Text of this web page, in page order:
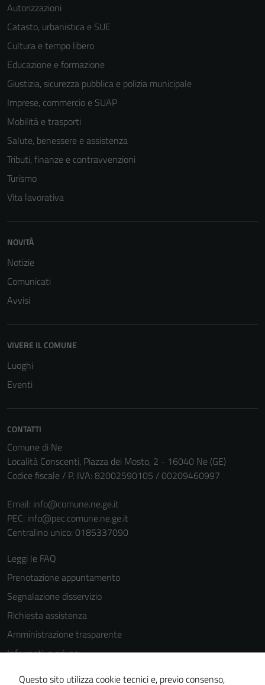
Autorizzazioni
Catasto, urbanistica e SUE
Cultura e tempo libero
Educazione e formazione
Giustizia, sicurezza pubblica e polizia municipale
Imprese, commercio e SUAP
Mobilità e trasporti
Salute, benessere e assistenza
Tributi, finanze e contravvenzioni
Turismo
Vita lavorativa
NOVITÀ
Notizie
Comunicati
Avvisi
VIVERE IL COMUNE
Luoghi
Eventi
CONTATTI
Comune di Ne
Località Conscenti, Piazza dei Mosto, 2 - 16040 Ne (GE)
Codice fiscale / P. IVA: 82002590105 / 00209460997
Email: info@comune.ne.ge.it
PEC: info@pec.comune.ne.ge.it
Centralino unico: 0185337090
Leggi le FAQ
Prenotazione appuntamento
Segnalazione disservizio
Richiesta assistenza
Amministrazione trasparente
Informativa privacy
Cookie Policy
Questo sito utilizza cookie tecnici e, previo consenso,